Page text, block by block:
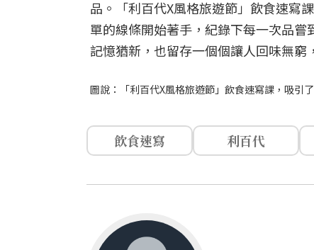
品。「利百代X風格旅遊節」飲食速寫
單的線條開始著手，紀錄下每一次品
記憶猶新，也留存一個個讓人回味無窮
圖說：「利百代X風格旅遊節」飲食速寫課，吸引
飲食速寫 利百代